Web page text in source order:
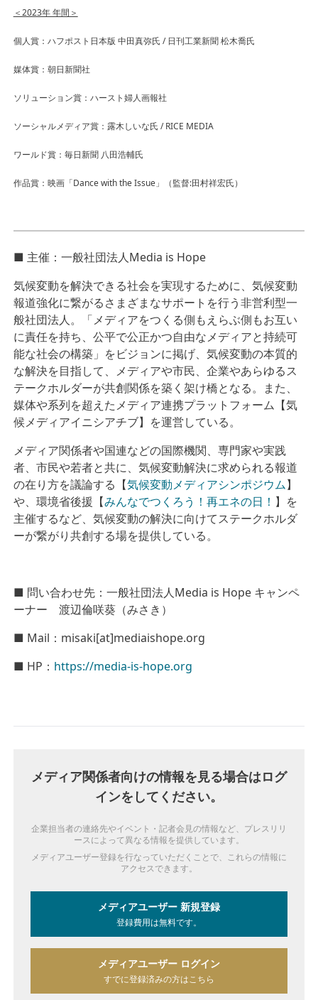
＜2023年 年間＞
個人賞：ハフポスト日本版 中田真弥氏 / 日刊工業新聞 松木喬氏
媒体賞：朝日新聞社
ソリューション賞：ハースト婦人画報社
ソーシャルメディア賞：露木しいな氏 / RICE MEDIA
ワールド賞：毎日新聞 八田浩輔氏
作品賞：映画「Dance with the Issue」（監督:田村祥宏氏）
■ 主催：一般社団法人Media is Hope
気候変動を解決できる社会を実現するために、気候変動
報道強化に繋がるさまざまなサポートを行う非営利型一
般社団法人。「メディアをつくる側もえらぶ側もお互い
に責任を持ち、公平で公正かつ自由なメディアと持続可
能な社会の構築」をビジョンに掲げ、気候変動の本質的
な解決を目指して、メディアや市民、企業やあらゆるス
テークホルダーが共創関係を築く架け橋となる。また、
媒体や系列を超えたメディア連携プラットフォーム【気
候メディアイニシアチブ】を運営している。
メディア関係者や国連などの国際機関、専門家や実践
者、市民や若者と共に、気候変動解決に求められる報道
の在り方を議論する【気候変動メディアシンポジウム】
や、環境省後援【みんなでつくろう！再エネの日！ 】を
主催するなど、気候変動の解決に向けてステークホルダ
ーが繋がり共創する場を提供している。
■ 問い合わせ先：一般社団法人Media is Hope キャンペ
ーナー 渡辺倫咲葵（みさき）
■ Mail：misaki[at]mediaishope.org
■ HP： https://media-is-hope.org
メディア関係者向けの情報を見る場合はログ
インをしてください。
企業担当者の連絡先やイベント・記者会見の情報など、プレスリリ
ースによって異なる情報を提供しています。
メディアユーザー登録を行なっていただくことで、これらの情報に
アクセスできます。
メディアユーザー 新規登録
登録費用は無料です。
メディアユーザー ログイン
すでに登録済みの方はこちら